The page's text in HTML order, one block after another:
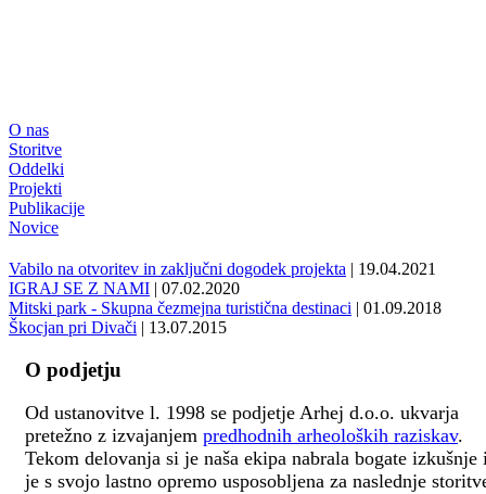
O nas
Storitve
Oddelki
Projekti
Publikacije
Novice
Vabilo na otvoritev in zaključni dogodek projekta | 19.04.2021
IGRAJ SE Z NAMI | 07.02.2020
Mitski park - Skupna čezmejna turistična destinaci | 01.09.2018
Škocjan pri Divači | 13.07.2015
O podjetju
Od ustanovitve l. 1998 se podjetje Arhej d.o.o. ukvarja
pretežno z izvajanjem predhodnih arheoloških raziskav.
Tekom delovanja si je naša ekipa nabrala bogate izkušnje
je s svojo lastno opremo usposobljena za naslednje